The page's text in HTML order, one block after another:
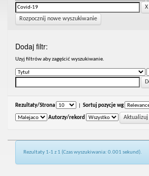
Rozpocznij nowe wyszukiwanie
Dodaj filtr:
Uzyj filtrów aby zagęścić wyszukiwanie.
Rezultaty/Strona Sortuj pozycje wg
Autorzy/rekord
Rezultaty 1-1 z 1 (Czas wyszukiwania: 0.001 sekund).